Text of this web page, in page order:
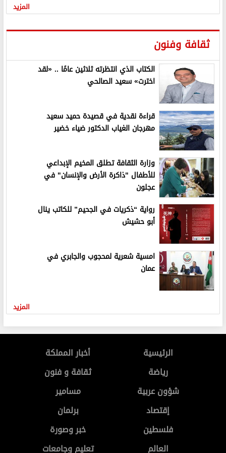
المزيد
ثقافة وفنون
الكتاب الذي انتظرته ثلاثين عامًا .. «لقد
اخترت» سعيد الصالحي
قراءة نقدية في قصيدة حميد سعيد
مهرجان الغياب الدكتور ضياء خضير
وزارة الثقافة تطلق المخيم الإبداعي
للأطفال "ذاكرة الأرض والإنسان" في
عجلون
رواية “ذكريات في الجحيم” للكاتب ينال
أبو حشيش
امسية شعرية لمحجوب والجابري في
عمان
المزيد
الرئيسية
أخبار المملكة
رياضة
ثقافة و فنون
شؤون عربية
مسامير
إقتصاد
برلمان
فلسطين
خبر وصورة
العالم
تعليم وجامعات